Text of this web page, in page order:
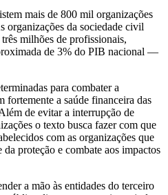
mais de 800 mil organizações
organizações da sociedade civil
milhões de profissionais,
de 3% do PIB nacional —
para combater a
fortemente a saúde financeira das
de evitar a interrupção de
o texto busca fazer com que
com as organizações que
proteção e combate aos impactos
a mão às entidades do terceiro